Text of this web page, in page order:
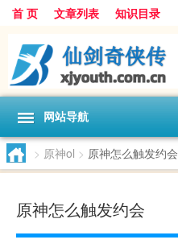
首 页 文章列表 知识目录
网站导航
> 原神ol > 原神怎么触发约会
原神怎么触发约会